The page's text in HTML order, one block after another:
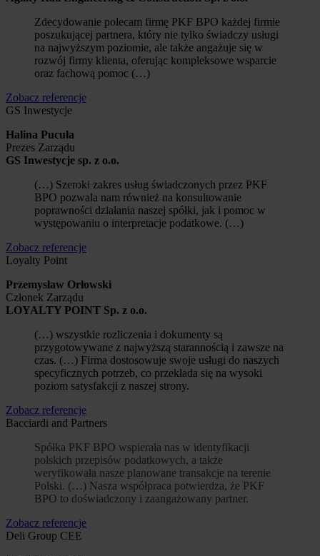
Zdecydowanie polecam firmę PKF BPO każdej firmie
poszukującej partnera, który nie tylko świadczy usługi
na najwyższym poziomie, ale także angażuje się w
rozwój firmy klienta, oferując kompleksowe wsparcie
oraz fachową pomoc (…)
Zobacz referencje
GS Inwestycje
Halina Pucuła
Prezes Zarządu
GS Inwestycje sp. z o.o.
(…) Szeroki zakres usług świadczonych przez PKF
BPO pozwala nam również na konsultowanie
poprawności działania naszej spółki, jak i pomoc w
występowaniu o interpretacje podatkowe. (…)
Zobacz referencje
Loyalty Point
Przemysław Orłowski
Członek Zarządu
LOYALTY POINT Sp. z o.o.
(…) wszystkie rozliczenia i dokumenty są
przygotowywane z najwyższą starannością i zawsze na
czas. (…) Firma dostosowuje swoje usługi do naszych
specyficznych potrzeb, co przekłada się na wysoki
poziom satysfakcji z naszej strony.
Zobacz referencje
Bacciardi and Partners
Spółka PKF BPO wspierała nas w identyfikacji
polskich przepisów podatkowych, a także
weryfikowała nasze planowane transakcje na terenie
Polski. (…) Nasza współpraca potwierdza, że ​​PKF
BPO to doświadczony i zaangażowany partner.
Zobacz referencje
Deli Group CEE